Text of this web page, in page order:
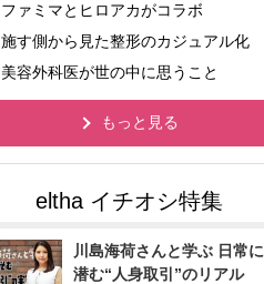
ファミマとヒロアカがコラボ
施す側から見た整形のカジュアル化
美容外科医が世の中に思うこと
もっと見る
川島海荷さんと学ぶ 日常に
潜む“人身取引”のリアル